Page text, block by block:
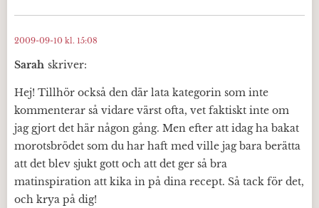
Sarah skriver:
2009-09-10 kl. 15:08
Hej! Tillhör också den där lata kategorin som inte
kommenterar så vidare värst ofta, vet faktiskt inte om
jag gjort det här någon gång. Men efter att idag ha bakat
morotsbrödet som du har haft med ville jag bara berätta
att det blev sjukt gott och att det ger så bra
matinspiration att kika in på dina recept. Så tack för det,
och krya på dig!